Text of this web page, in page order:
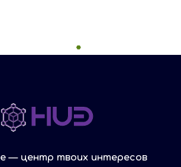
— центр твоих интересов